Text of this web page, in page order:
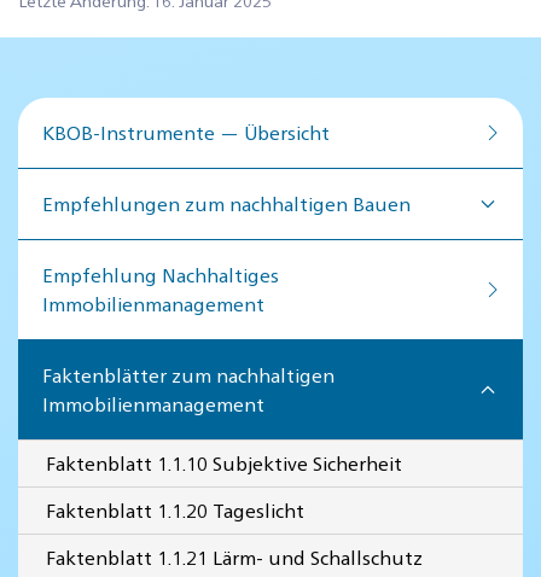
KBOB-Instrumente — Übersicht
Empfehlungen zum nachhaltigen Bauen
Empfehlung Nachhaltiges
Immobilienmanagement
Faktenblätter zum nachhaltigen
Immobilienmanagement
Faktenblatt 1.1.10 Subjektive Sicherheit
Faktenblatt 1.1.20 Tageslicht
Faktenblatt 1.1.21 Lärm- und Schallschutz